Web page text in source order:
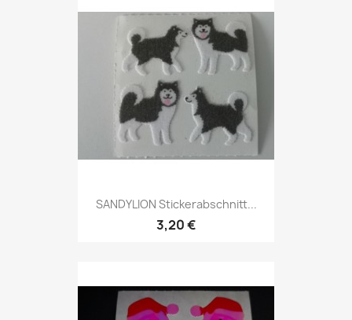
SANDYLION Stickerabschnitt...
3,20 €